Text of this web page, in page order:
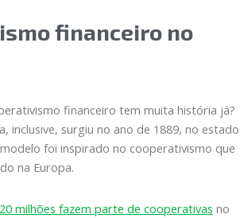
financeiro no
financeiro tem muita história já?
inclusive, surgiu no ano de 1889, no estado
foi inspirado no cooperativismo que
na Europa.
milhões fazem parte de cooperativas no